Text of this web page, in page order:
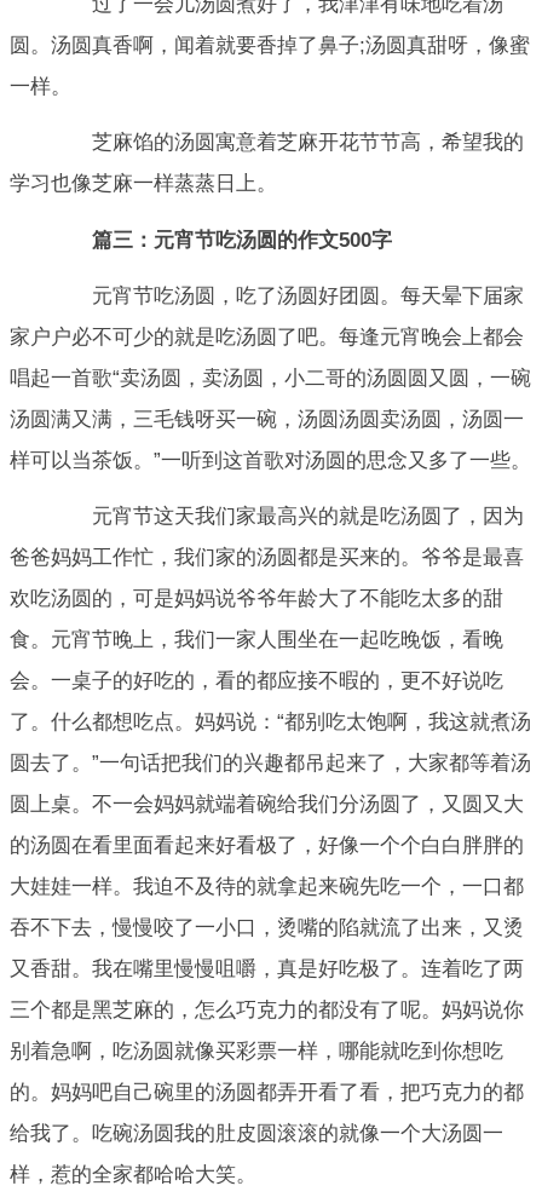
圆。汤圆真香啊，闻着就要香掉了鼻子;汤圆真甜呀，像蜜
一样。
芝麻馅的汤圆寓意着芝麻开花节节高，希望我的
学习也像芝麻一样蒸蒸日上。
篇三：元宵节吃汤圆的作文500字
元宵节吃汤圆，吃了汤圆好团圆。每天晕下届家
家户户必不可少的就是吃汤圆了吧。每逢元宵晚会上都会
唱起一首歌“卖汤圆，卖汤圆，小二哥的汤圆圆又圆，一碗
汤圆满又满，三毛钱呀买一碗，汤圆汤圆卖汤圆，汤圆一
样可以当茶饭。”一听到这首歌对汤圆的思念又多了一些。
元宵节这天我们家最高兴的就是吃汤圆了，因为
爸爸妈妈工作忙，我们家的汤圆都是买来的。爷爷是最喜
欢吃汤圆的，可是妈妈说爷爷年龄大了不能吃太多的甜
食。元宵节晚上，我们一家人围坐在一起吃晚饭，看晚
会。一桌子的好吃的，看的都应接不暇的，更不好说吃
了。什么都想吃点。妈妈说：“都别吃太饱啊，我这就煮汤
圆去了。”一句话把我们的兴趣都吊起来了，大家都等着汤
圆上桌。不一会妈妈就端着碗给我们分汤圆了，又圆又大
的汤圆在看里面看起来好看极了，好像一个个白白胖胖的
大娃娃一样。我迫不及待的就拿起来碗先吃一个，一口都
吞不下去，慢慢咬了一小口，烫嘴的陷就流了出来，又烫
又香甜。我在嘴里慢慢咀嚼，真是好吃极了。连着吃了两
三个都是黑芝麻的，怎么巧克力的都没有了呢。妈妈说你
别着急啊，吃汤圆就像买彩票一样，哪能就吃到你想吃
的。妈妈吧自己碗里的汤圆都弄开看了看，把巧克力的都
给我了。吃碗汤圆我的肚皮圆滚滚的就像一个大汤圆一
样，惹的全家都哈哈大笑。